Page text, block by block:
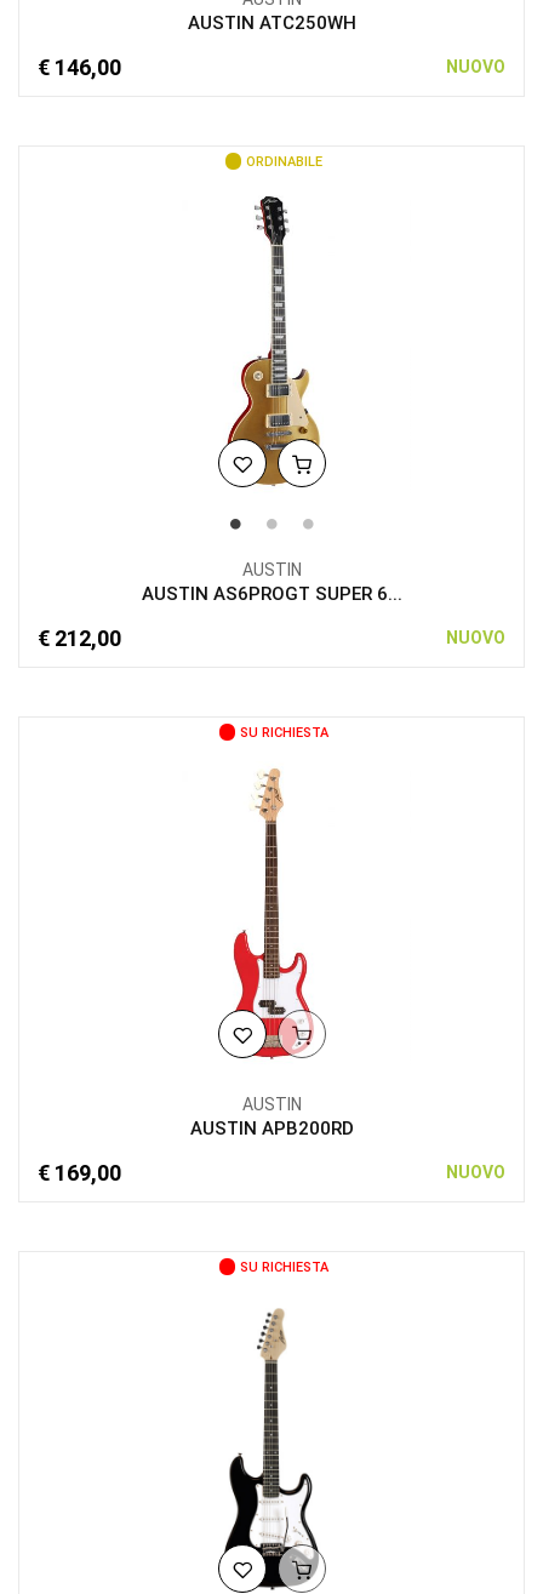
AUSTIN ATC250WH
€ 146,00 NUOVO
ORDINABILE
AUSTIN
AUSTIN AS6PROGT SUPER 6...
€ 212,00 NUOVO
SU RICHIESTA
AUSTIN
AUSTIN APB200RD
€ 169,00 NUOVO
SU RICHIESTA